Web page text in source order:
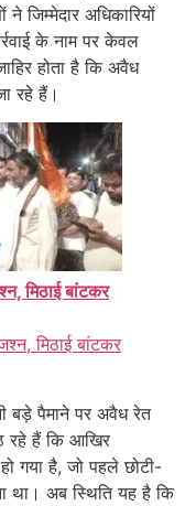
जिम्मेदार अधिकारियों
के नाम पर केवल
होता है कि अवैध
रहे हैं।
मिठाई बांटकर
मिठाई बांटकर
बड़े पैमाने पर अवैध रेत
रहे हैं कि आखिर
गया है, जो पहले छोटी-
था। अब स्थिति यह है कि